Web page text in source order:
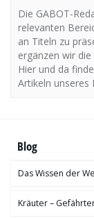
Die GABOT-
relevanten
an Titeln zu
ergänzen wir
Hier und da
Artikeln unseres
Blog
Das Wissen der
Kräuter –